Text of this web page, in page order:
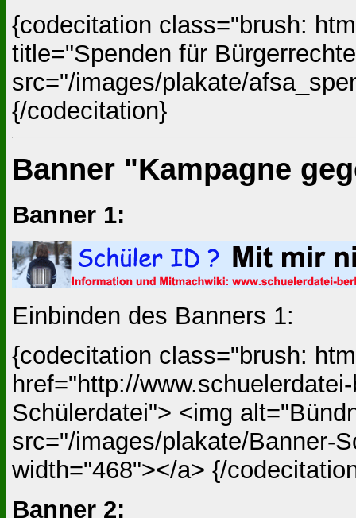
{codecitation class="brush:
title="Spenden für
src="/images/plakate/
{/codecitation}
Banner "Kampagne
Banner 1:
Einbinden des Banners 1:
{codecitation class="brush:
href="http://
Schülerdatei"> <img
src="/images/plakate/Banner-
width="468"></a> {/
Banner 2: